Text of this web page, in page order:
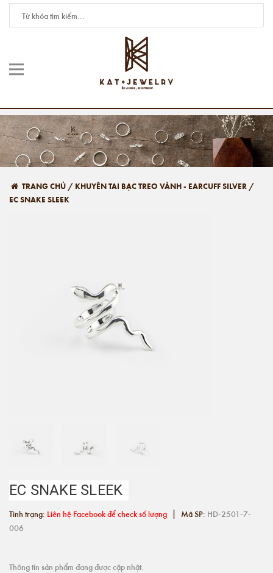
TRANG CHỦ / KHUYÊN TAI BẠC TREO VÀNH - EARCUFF SILVER /
EC SNAKE SLEEK
EC SNAKE SLEEK
Tình trạng: Liên hệ Facebook để check số lượng | Mã SP: HD-2501-7-
006
Thông tin sản phẩm đang được cập nhật.